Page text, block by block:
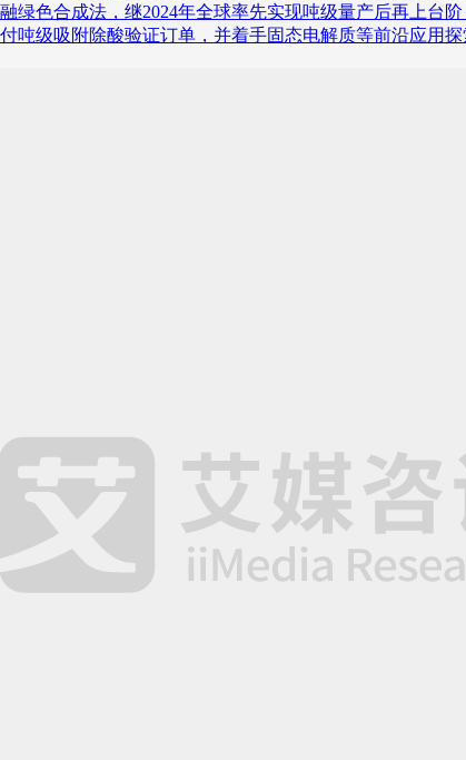
绿色合成法，继2024年全球率先实现吨级量产后再上台
级吸附除酸验证订单，并着手固态电解质等前沿应用探